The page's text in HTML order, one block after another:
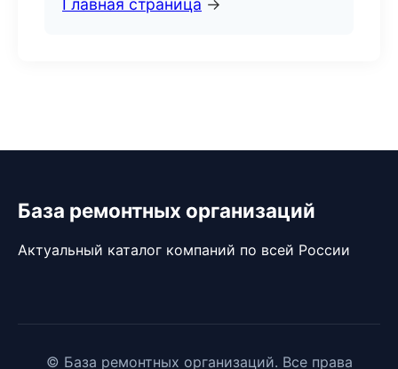
Главная страница →
База ремонтных организаций
Актуальный каталог компаний по всей России
© База ремонтных организаций. Все права